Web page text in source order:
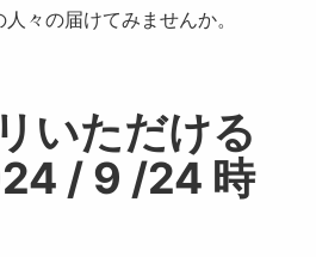
々の届けてみませんか。
いただける
/ 9 /24 時